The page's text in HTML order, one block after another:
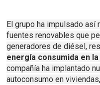
El grupo ha impulsado
fuentes renovables que
generadores de diésel,
energía consumida en la
compañía ha implantado
autoconsumo en